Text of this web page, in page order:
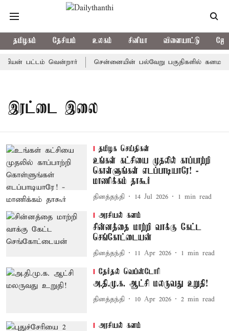
தமிழகம் தேசியம் உலகம் சினிமா விளையாட்டு
பட்டம் வென்றார் சென்னையின் பல்வேறு பகுதிகளில் கனமழை
இரட்டை இலை
தமிழக செய்திகள்
உங்கள் கட்சியை முதலில் காப்பாற்றி
கொள்ளுங்கள் எடப்பாடியாரே! -
மாணிக்கம் தாகூர்
தினத்தந்தி 14 Jul 2026 1 min read
அரசியல் களம்
சின்னத்தை மாற்றி வாக்கு கேட்ட
செங்கோட்டையன்
தினத்தந்தி 11 Apr 2026 1 min read
தேர்தல் வெப்ஸ்டோரி
அ.தி.மு.க. ஆட்சி மலருவது உறுதி!
தினத்தந்தி 10 Apr 2026 2 min read
அரசியல் களம்